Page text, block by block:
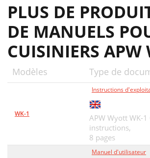
PLUS DE
DE MANUELS
CUISINIERS APW
Modèles Type de
WK-1
Instructions
APW Wyott WK-
instructions,
8 pages
Manuel d'utilisateur